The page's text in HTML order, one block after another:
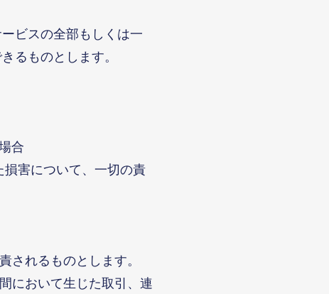
ビスの全部もしくは一
るものとします。
合
害について、一切の責
されるものとします。
において生じた取引、連